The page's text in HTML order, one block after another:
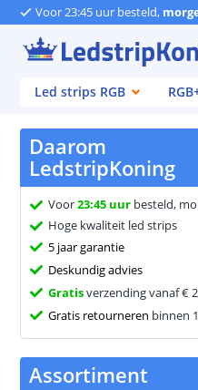
Voor 23:45 uur besteld,
Led strips RGB
Daarom
LedstripKoning
Voor23:45 uur besteld,
Hoge kwaliteit led strips
5 jaar garantie
Deskundig advies
Gratisverzending vanaf €
Gratis retourneren binnen
Assortiment